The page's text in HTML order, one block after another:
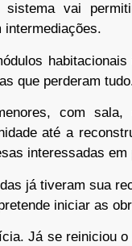
vai
intermediações.
que perderam
com
até a
interessadas em
já tiveram sua
iniciar as
Já se reiniciou